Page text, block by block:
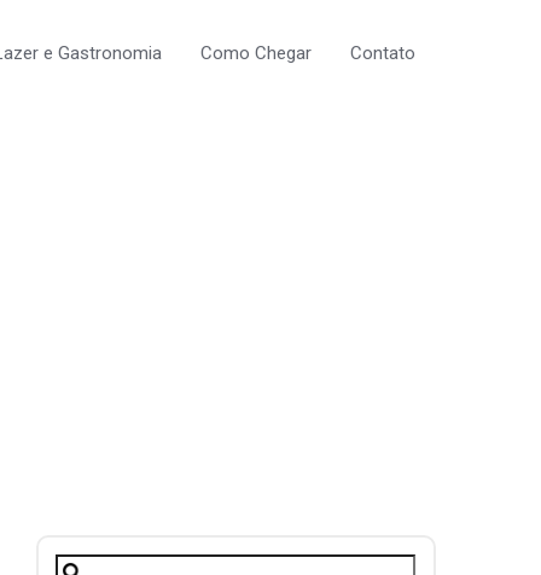
e Gastronomia Como Chegar Contato
Pesquisar